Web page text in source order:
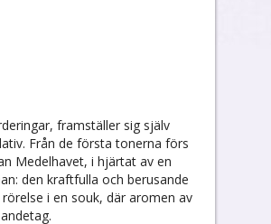
framställer sig själv
Från de första tonerna förs
Medelhavet, i hjärtat av en
den kraftfulla och berusande
i en souk, där aromen av